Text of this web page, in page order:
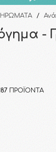
/
-
ΠΡΟΪΌΝΤΑ